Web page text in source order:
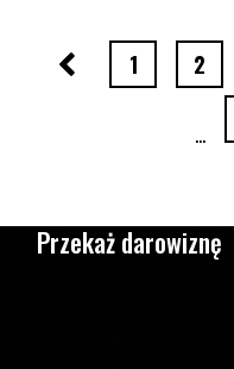
Poprzednia strona
strona numer
1 2
…
Przekaż darowiznę